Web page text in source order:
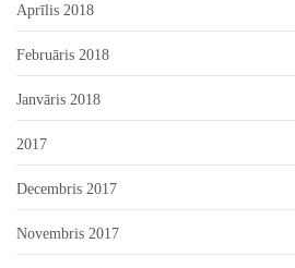
Aprīlis 2018
Februāris 2018
Janvāris 2018
2017
Decembris 2017
Novembris 2017